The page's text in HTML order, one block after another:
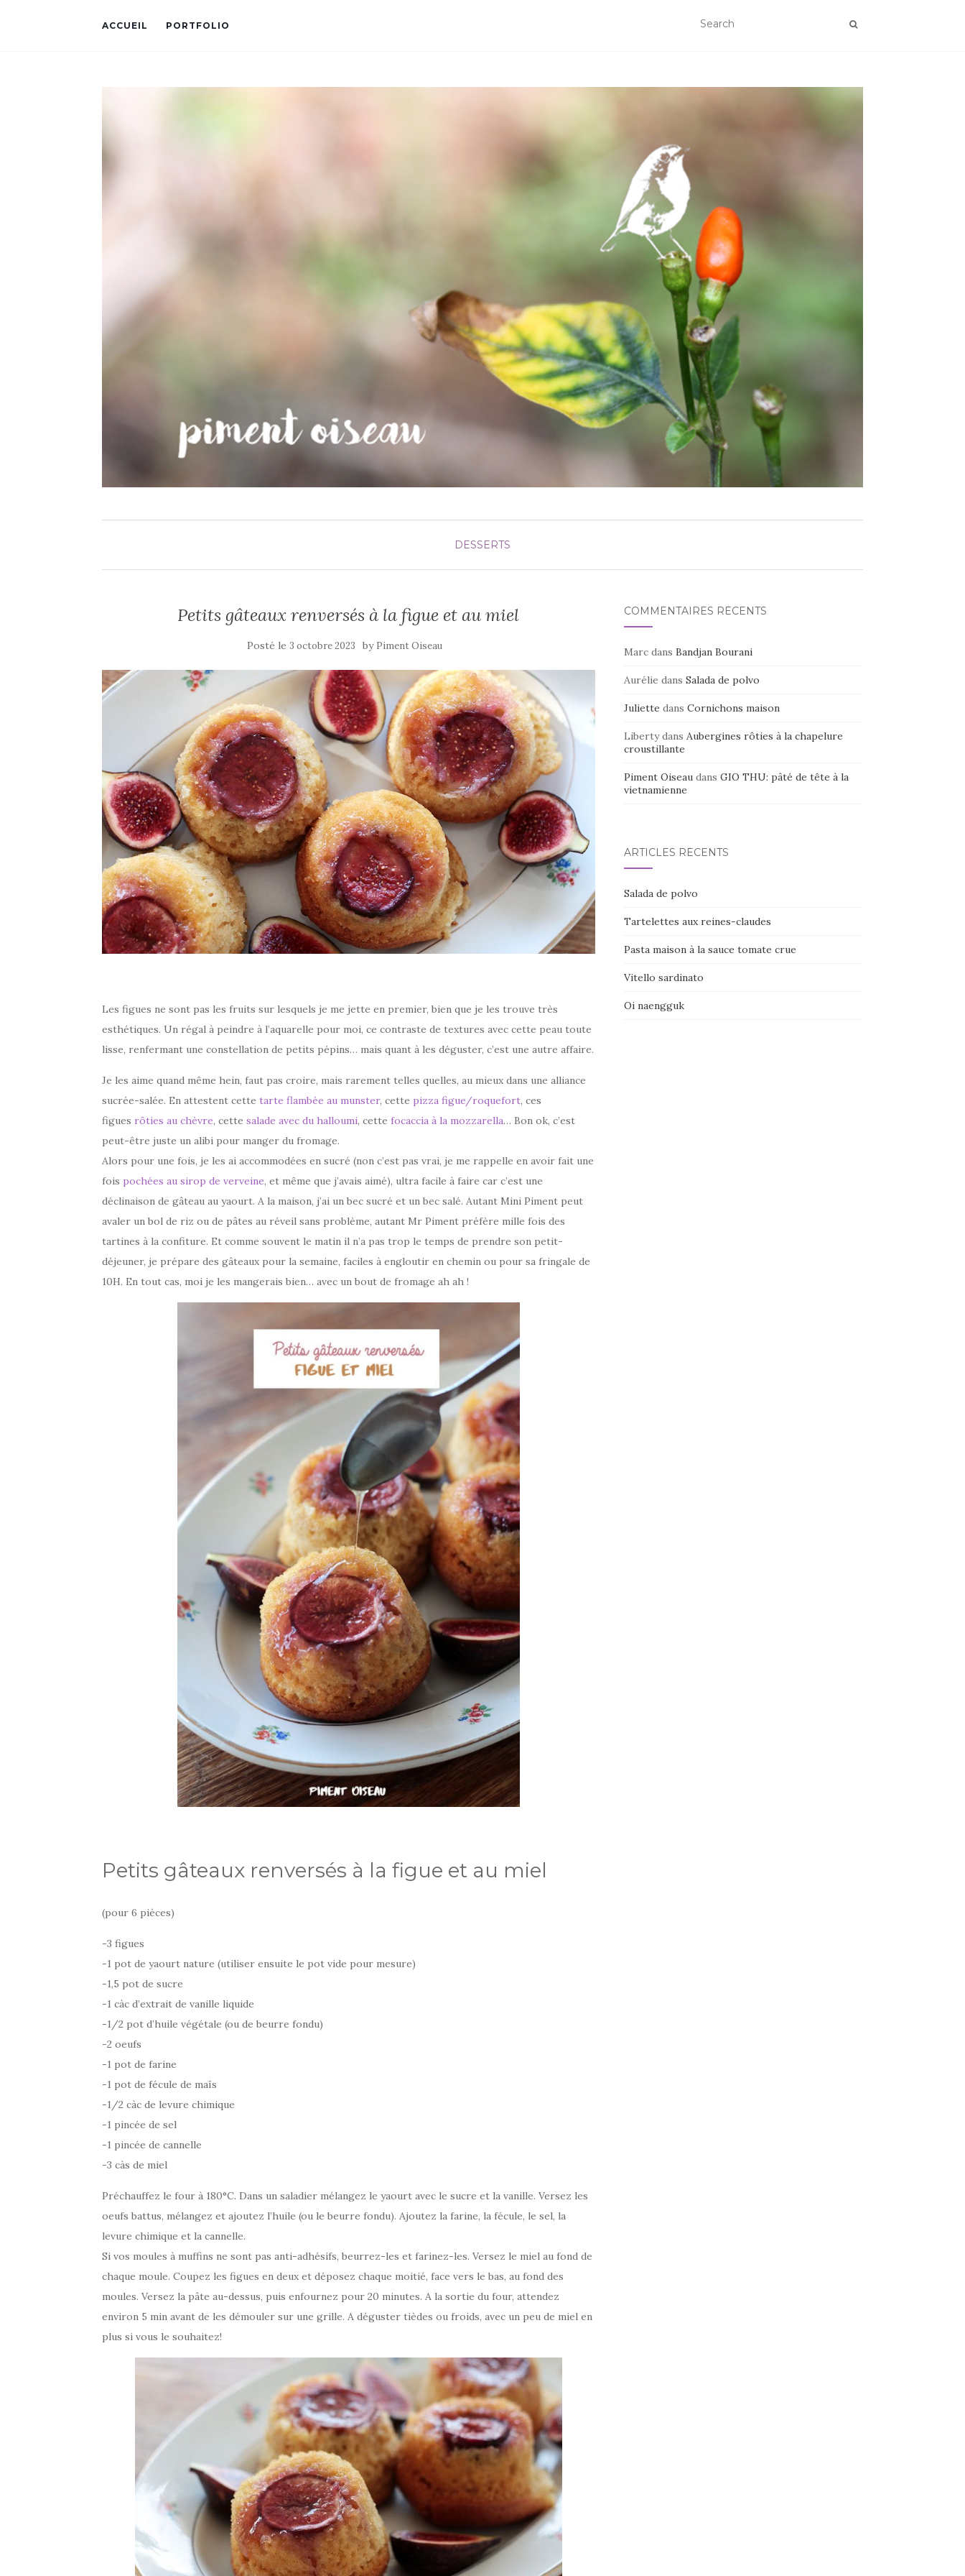
ACCUEIL PORTFOLIO
DESSERTS
Petits gâteaux renversés à la figue et au miel
Posté le 3 octobre 2023 by Piment Oiseau
Les figues ne sont pas les fruits sur lesquels je me jette en premier, bien que je les trouve très
esthétiques. Un régal à peindre à l’aquarelle pour moi, ce contraste de textures avec cette peau toute
lisse, renfermant une constellation de petits pépins… mais quant à les déguster, c’est une autre affaire.
Je les aime quand même hein, faut pas croire, mais rarement telles quelles, au mieux dans une alliance
sucrée-salée. En attestent cette tarte flambée au munster, cette pizza figue/roquefort, ces
figues rôties au chèvre, cette salade avec du halloumi, cette focaccia à la mozzarella… Bon ok, c’est
peut-être juste un alibi pour manger du fromage.
Alors pour une fois, je les ai accommodées en sucré (non c’est pas vrai, je me rappelle en avoir fait une
fois pochées au sirop de verveine, et même que j’avais aimé), ultra facile à faire car c’est une
déclinaison de gâteau au yaourt. A la maison, j’ai un bec sucré et un bec salé. Autant Mini Piment peut
avaler un bol de riz ou de pâtes au réveil sans problème, autant Mr Piment préfère mille fois des
tartines à la confiture. Et comme souvent le matin il n’a pas trop le temps de prendre son petit-
déjeuner, je prépare des gâteaux pour la semaine, faciles à engloutir en chemin ou pour sa fringale de
10H. En tout cas, moi je les mangerais bien… avec un bout de fromage ah ah !
Petits gâteaux renversés à la figue et au miel
(pour 6 pièces)
-3 figues
-1 pot de yaourt nature (utiliser ensuite le pot vide pour mesure)
-1,5 pot de sucre
-1 càc d’extrait de vanille liquide
-1/2 pot d’huile végétale (ou de beurre fondu)
-2 oeufs
-1 pot de farine
-1 pot de fécule de maïs
-1/2 càc de levure chimique
-1 pincée de sel
-1 pincée de cannelle
-3 càs de miel
Préchauffez le four à 180°C. Dans un saladier mélangez le yaourt avec le sucre et la vanille. Versez les
oeufs battus, mélangez et ajoutez l’huile (ou le beurre fondu). Ajoutez la farine, la fécule, le sel, la
levure chimique et la cannelle.
Si vos moules à muffins ne sont pas anti-adhésifs, beurrez-les et farinez-les. Versez le miel au fond de
chaque moule. Coupez les figues en deux et déposez chaque moitié, face vers le bas, au fond des
moules. Versez la pâte au-dessus, puis enfournez pour 20 minutes. A la sortie du four, attendez
environ 5 min avant de les démouler sur une grille. A déguster tièdes ou froids, avec un peu de miel en
plus si vous le souhaitez!
COMMENTAIRES RÉCENTS
Marcdans Bandjan Bourani
Aurélie dans Salada de polvo
Juliette dans Cornichons maison
Libertydans Aubergines rôties à la chapelure
croustillante
Piment Oiseaudans GIO THU: pâté de tête à la
vietnamienne
ARTICLES RÉCENTS
Salada de polvo
Tartelettes aux reines-claudes
Pasta maison à la sauce tomate crue
Vitello sardinato
Oi naengguk